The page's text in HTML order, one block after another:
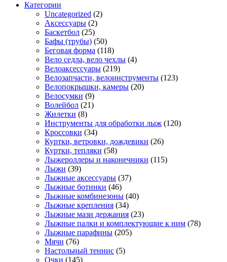
Категории
Uncategorized (2)
Аксессуары (2)
Баскетбол (25)
Бафы (трубы) (50)
Беговая форма (118)
Вело седла, вело чехлы (4)
Велоаксессуары (219)
Велозапчасти, велоинструменты (123)
Велопокрышки, камеры (20)
Велосумки (9)
Волейбол (21)
Жилетки (8)
Инструменты для обработки лыж (120)
Кроссовки (34)
Куртки, ветровки, дождевики (26)
Куртки, тепляки (58)
Лыжероллеры и наконечники (115)
Лыжи (39)
Лыжные аксессуары (37)
Лыжные ботинки (46)
Лыжные комбинезоны (40)
Лыжные крепления (34)
Лыжные мази держания (23)
Лыжные палки и комплектующие к ним (78)
Лыжные парафины (205)
Мячи (76)
Настольный теннис (5)
Очки (145)